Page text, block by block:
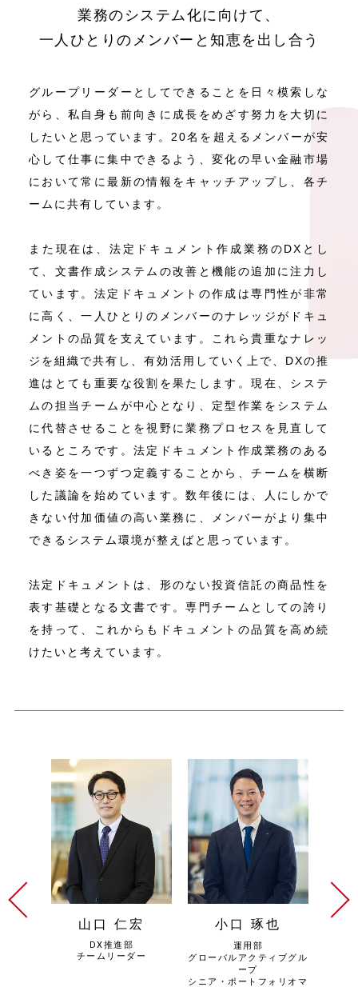
業務のシステム化に向けて、
一人ひとりのメンバーと知恵を出し合う
グループリーダーとしてできることを日々模索しな
がら、私自身も前向きに成長をめざす努力を大切に
したいと思っています。20名を超えるメンバーが安
心して仕事に集中できるよう、変化の早い金融市場
において常に最新の情報をキャッチアップし、各チ
ームに共有しています。
また現在は、法定ドキュメント作成業務のDXとし
て、文書作成システムの改善と機能の追加に注力し
ています。法定ドキュメントの作成は専門性が非常
に高く、一人ひとりのメンバーのナレッジがドキュ
メントの品質を支えています。これら貴重なナレッ
ジを組織で共有し、有効活用していく上で、DXの推
進はとても重要な役割を果たします。現在、システ
ムの担当チームが中心となり、定型作業をシステム
に代替させることを視野に業務プロセスを見直して
いるところです。法定ドキュメント作成業務のある
べき姿を一つずつ定義することから、チームを横断
した議論を始めています。数年後には、人にしかで
きない付加価値の高い業務に、メンバーがより集中
できるシステム環境が整えばと思っています。
法定ドキュメントは、形のない投資信託の商品性を
表す基礎となる文書です。専門チームとしての誇り
を持って、これからもドキュメントの品質を高め続
けたいと考えています。
山口 仁宏
DX推進部
チームリーダー
小口 琢也
運用部
グローバルアクティブグル
ープ
シニア・ポートフォリオマ